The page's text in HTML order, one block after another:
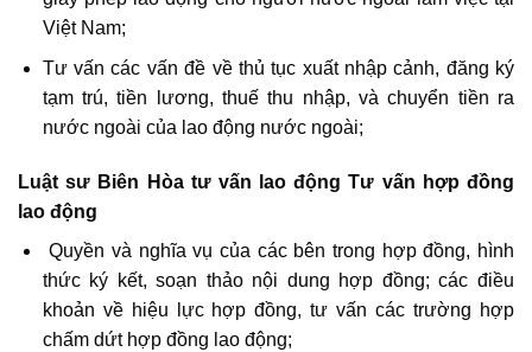
Việt Nam;
Tư vấn các vấn đề về thủ tục xuất nhập cảnh, đăng ký
tạm trú, tiền lương, thuế thu nhập, và chuyển tiền ra
nước ngoài của lao động nước ngoài;
Luật sư Biên Hòa tư vấn lao động Tư vấn hợp đồng
lao động
Quyền và nghĩa vụ của các bên trong hợp đồng, hình
thức ký kết, soạn thảo nội dung hợp đồng; các điều
khoản về hiệu lực hợp đồng, tư vấn các trường hợp
chấm dứt hợp đồng lao động;